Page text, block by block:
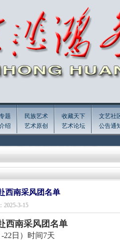
题
绍
民族艺术
艺术原创
收藏天下
艺术论坛
文艺社
公告通
西南采风团名单
2025-3-15
西南采风团名单
-22日）时间7天